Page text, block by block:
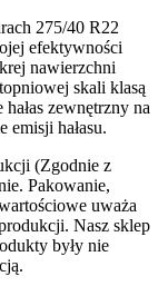
275/40 R22
efektywności
nawierzchni
skali klasą
zewnętrzny na
hałasu.
(Zgodnie z
Pakowanie,
uważa
Nasz sklep
były nie